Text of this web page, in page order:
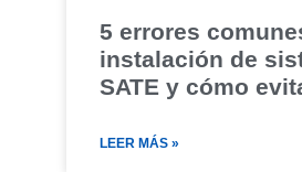
5 errores
instalación de
SATE y cómo
LEER MÁS »